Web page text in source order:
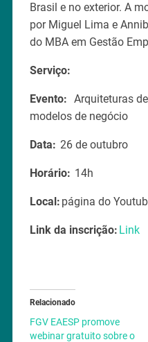
Brasil e no exterior. A
por Miguel Lima e
do MBA em Gestão
Serviço:
Evento: Arquiteturas
modelos de negócio
Data: 26 de outubro
Horário: 14h
Local: página do
Link da inscrição: Link
Relacionado
FGV EAESP promove
webinar gratuito sobre o